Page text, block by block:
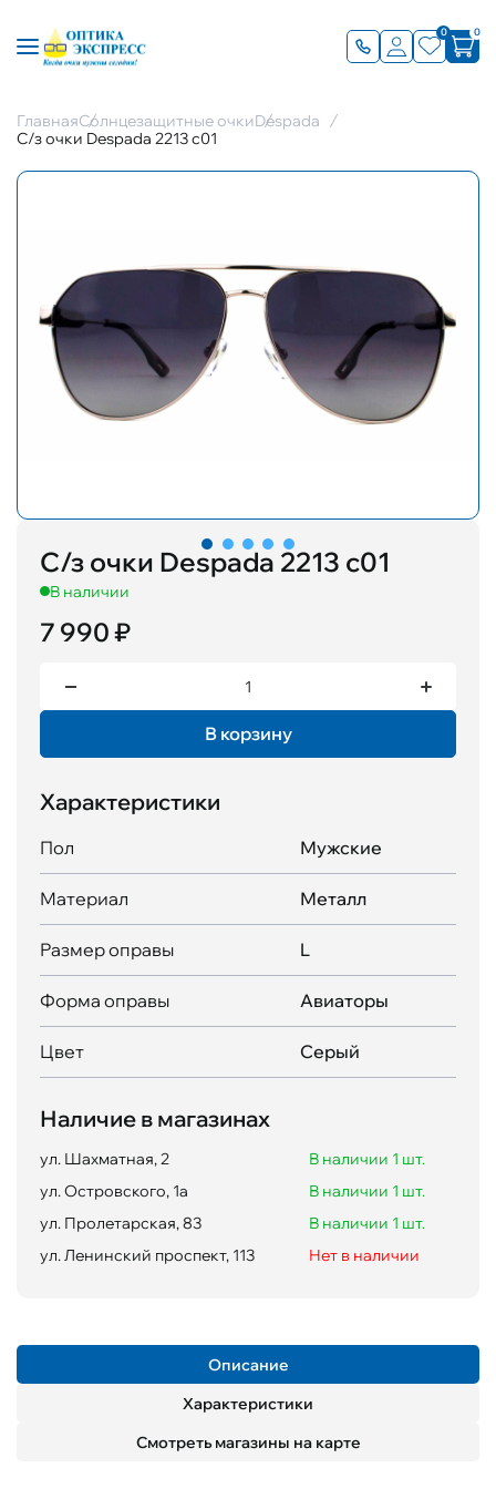
0 0
ГлавнаяСолнцезащитные очкиDespada
С/з очки Despada 2213 c01
С/з очки Despada 2213 c01
В наличии
7 990 ₽
В корзину
Характеристики
Пол Мужские
Материал Металл
Размер оправы L
Форма оправы Авиаторы
Цвет Серый
Наличие в магазинах
ул. Шахматная, 2
В наличии 1 шт.
ул. Островского, 1а
В наличии 1 шт.
ул. Пролетарская, 83
В наличии 1 шт.
ул. Ленинский проспект, 113
Нет в наличии
Описание
Характеристики
Смотреть магазины на карте